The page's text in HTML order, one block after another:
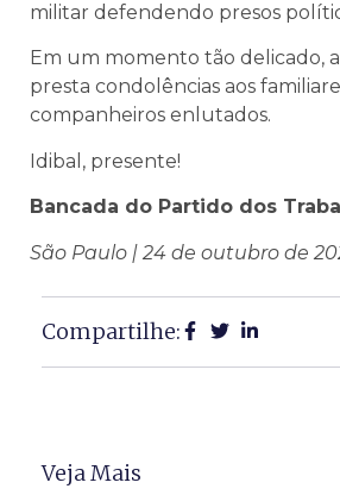
militar defendendo presos
Em um momento tão delicado,
presta condolências aos
companheiros enlutados.
Idibal, presente!
Bancada do Partido dos
São Paulo | 24 de outubro de
Compartilhe:
Veja Mais